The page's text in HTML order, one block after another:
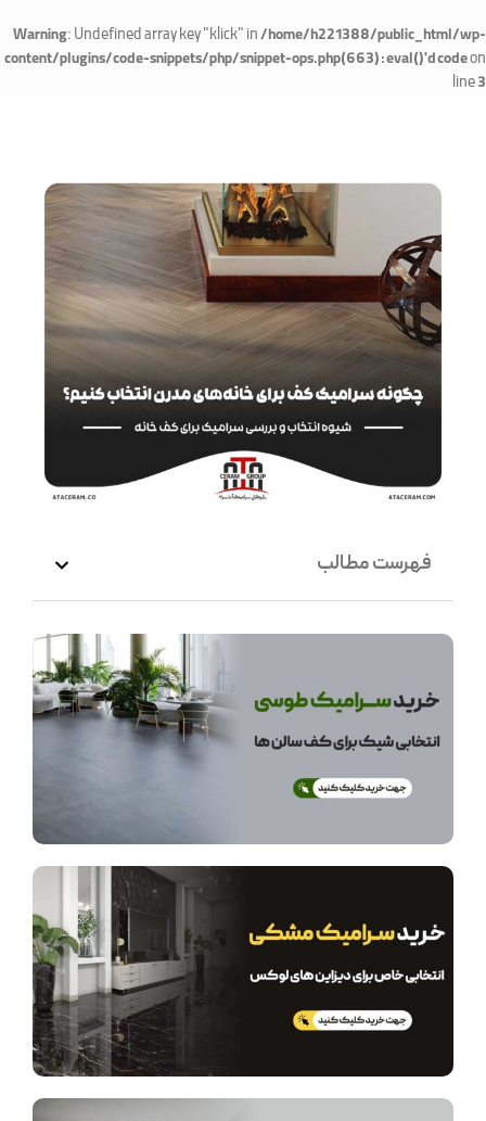
Warning: Undefined array key "klick" in/home/h221388/public_html/wp-
content/plugins/code-snippets/php/snippet-ops.php(663) : eval()'d codeon
line3
فهرست مطالب